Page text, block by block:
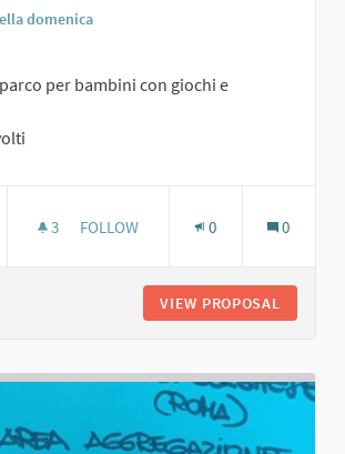
domenica
per bambini con giochi e
3 3 FOLLOWERS
FOLLOW 0 0
VIEW PROPOSAL